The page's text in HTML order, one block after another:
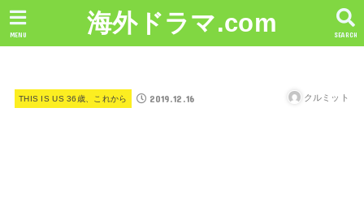
海外ドラマ.com SEARCH
MENU
THIS IS US 36歳、これから 2019.12.16 クルミット